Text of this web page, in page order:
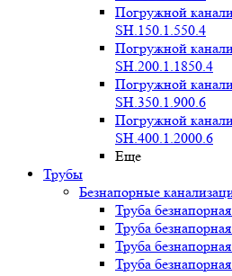
Погружной
SH.150.1.550.4
Погружной
SH.200.1.1850.4
Погружной
SH.350.1.900.6
Погружной
SH.400.1.2000.6
Еще
Трубы
Безнапорные
Труба
Труба
Труба
Труба